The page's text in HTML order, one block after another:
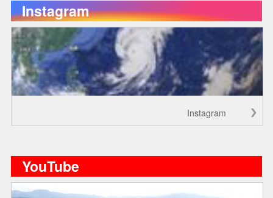
Instagram
Instagram
YouTube